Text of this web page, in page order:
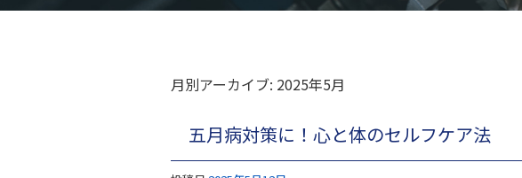
月別アーカイブ: 2025年5月
五月病対策に！心と体のセルフケア法